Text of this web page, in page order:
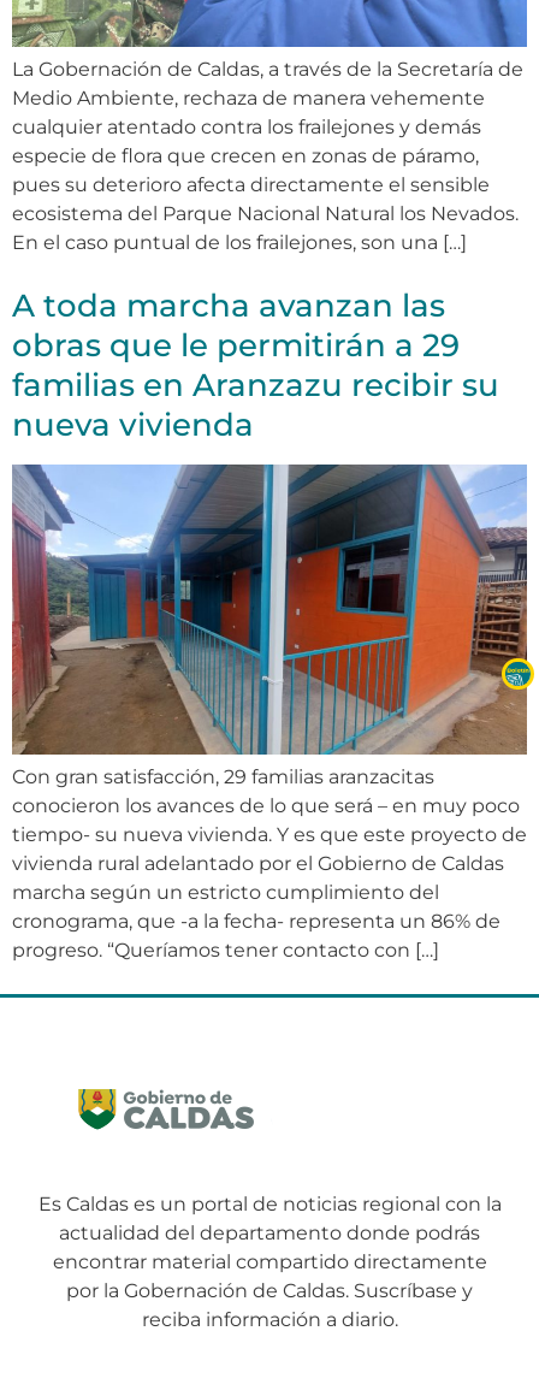
La Gobernación de Caldas, a través de la Secretaría de
Medio Ambiente, rechaza de manera vehemente
cualquier atentado contra los frailejones y demás
especie de flora que crecen en zonas de páramo,
pues su deterioro afecta directamente el sensible
ecosistema del Parque Nacional Natural los Nevados.
En el caso puntual de los frailejones, son una […]
A toda marcha avanzan las
obras que le permitirán a 29
familias en Aranzazu recibir su
nueva vivienda
Con gran satisfacción, 29 familias aranzacitas
conocieron los avances de lo que será – en muy poco
tiempo- su nueva vivienda. Y es que este proyecto de
vivienda rural adelantado por el Gobierno de Caldas
marcha según un estricto cumplimiento del
cronograma, que -a la fecha- representa un 86% de
progreso. “Queríamos tener contacto con […]
Es Caldas es un portal de noticias regional con la
actualidad del departamento donde podrás
encontrar material compartido directamente
por la Gobernación de Caldas. Suscríbase y
reciba información a diario.